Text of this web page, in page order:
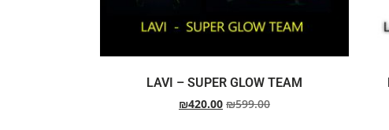
LAVI – SUPER GLOW TEAM
₪599.00
₪420.00